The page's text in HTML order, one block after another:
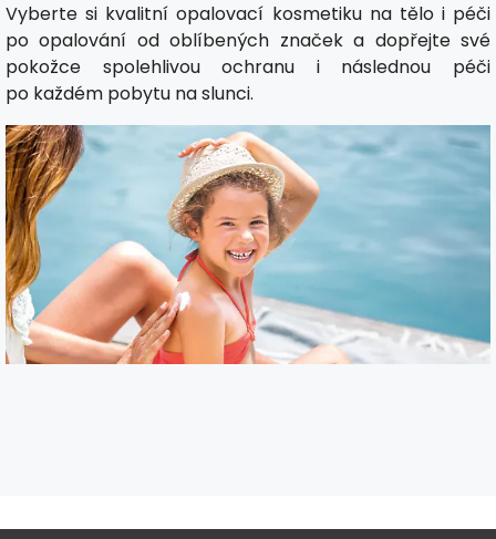
Vyberte si kvalitní opalovací kosmetiku na tělo i péči
po opalování od oblíbených značek a dopřejte své
pokožce spolehlivou ochranu i následnou péči
po každém pobytu na slunci.